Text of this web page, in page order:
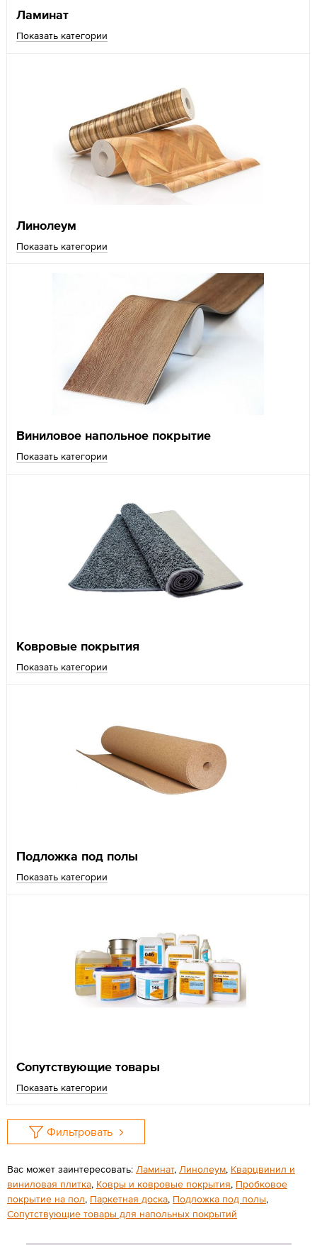
Ламинат
Показать категории
Линолеум
Показать категории
Виниловое напольное покрытие
Показать категории
Ковровые покрытия
Показать категории
Подложка под полы
Показать категории
Сопутствующие товары
Показать категории
Фильтровать
Вас может заинтересовать: Ламинат, Линолеум, Кварцвинил и
виниловая плитка, Ковры и ковровые покрытия, Пробковое
покрытие на пол, Паркетная доска, Подложка под полы,
Сопутствующие товары для напольных покрытий